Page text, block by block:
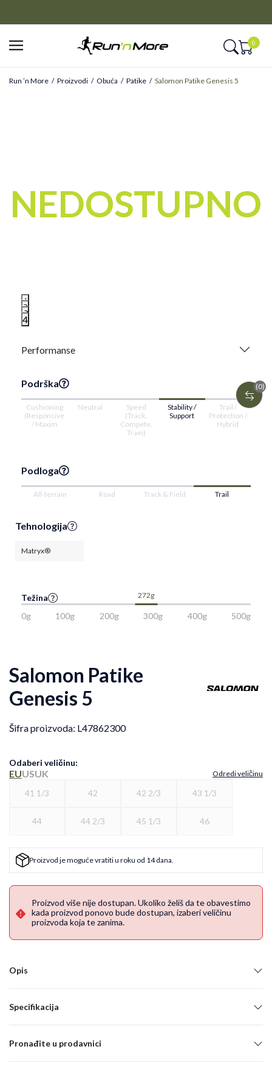
0
Run ’n More Proizvodi Obuća Patike Salomon Patike Genesis 5
(0)
1
2
3
4
NEDOSTUPNO
Performanse
Podrška
Cushioning
(Responsive
/ Maxim
Neutral
Speed
(Track,
Compete,
Train)
Stability /
Support
Trail /
Protection /
Hybrid
Podloga
All-terrain Road Track & Field Trail
Tehnologija
Matryx®
Težina 272g
0g 100g 200g 300g 400g 500g
Salomon Patike
Genesis 5
Šifra proizvoda: L47862300
Odaberi veličinu:
EUUSUK Odredi veličinu
41 1/3 42 42 2/3 43 1/3
44 44 2/3 45 1/3 46
Proizvod je moguće vratiti u roku od 14 dana.
Proizvod više nije dostupan. Ukoliko želiš da te obavestimo
kada proizvod ponovo bude dostupan, izaberi veličinu
proizvoda koja te zanima.
Opis
Specifikacija
Pronađite u prodavnici